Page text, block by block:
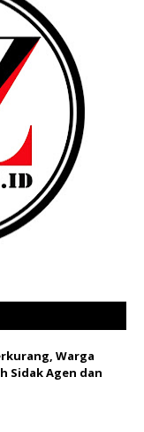
Warga
Sidak Agen dan